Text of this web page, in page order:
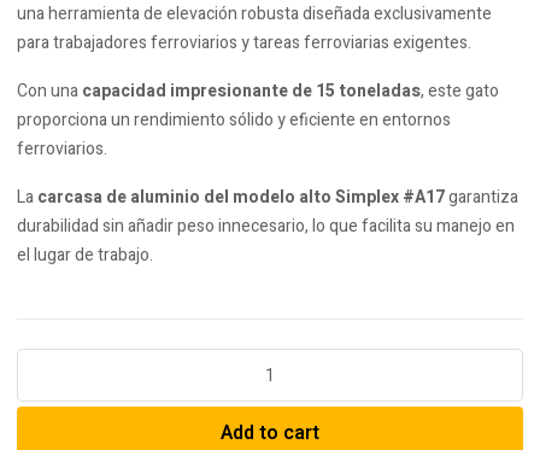
una herramienta de elevación robusta diseñada exclusivamente
para trabajadores ferroviarios y tareas ferroviarias exigentes.
Con unacapacidad impresionante de 15 toneladas, este gato
proporciona un rendimiento sólido y eficiente en entornos
ferroviarios.
Lacarcasa de aluminio del modelo alto Simplex #A17garantiza
durabilidad sin añadir peso innecesario, lo que facilita su manejo en
el lugar de trabajo.
A17
Add to cart